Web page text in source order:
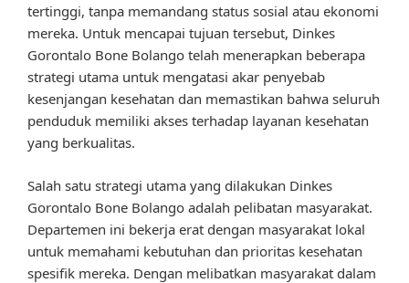
tertinggi, tanpa memandang status sosial atau ekonomi
mereka. Untuk mencapai tujuan tersebut, Dinkes
Gorontalo Bone Bolango telah menerapkan beberapa
strategi utama untuk mengatasi akar penyebab
kesenjangan kesehatan dan memastikan bahwa seluruh
penduduk memiliki akses terhadap layanan kesehatan
yang berkualitas.
Salah satu strategi utama yang dilakukan Dinkes
Gorontalo Bone Bolango adalah pelibatan masyarakat.
Departemen ini bekerja erat dengan masyarakat lokal
untuk memahami kebutuhan dan prioritas kesehatan
spesifik mereka. Dengan melibatkan masyarakat dalam